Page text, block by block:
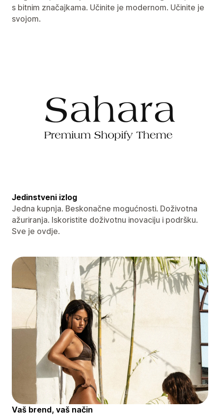
s bitnim značajkama. Učinite je modernom. Učinite je
svojom.
Jedinstveni izlog
Jedna kupnja. Beskonačne mogućnosti. Doživotna
ažuriranja. Iskoristite doživotnu inovaciju i podršku.
Sve je ovdje.
Vaš brend, vaš način